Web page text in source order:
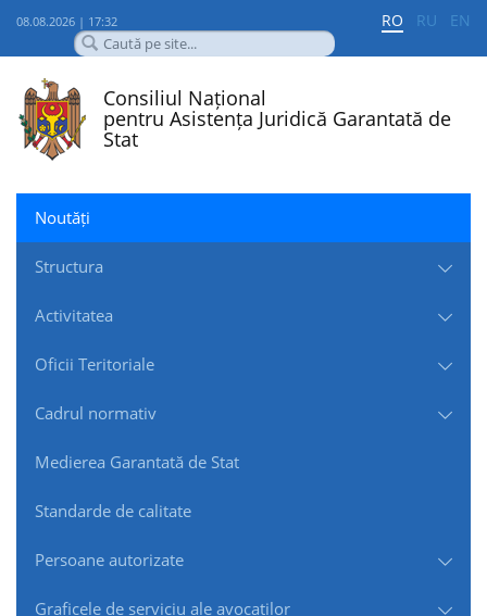
08.08.2026 | 17:32 RO RU EN
Consiliul Național
pentru Asistența Juridică Garantată de
Stat
Noutăți
Structura
Activitatea
Oficii Teritoriale
Cadrul normativ
Medierea Garantată de Stat
Standarde de сalitate
Persoane autorizate
Graficele de serviciu ale avocaților